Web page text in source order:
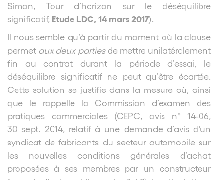
Simon, Tour d’horizon sur le déséquilibre
significatif, Etude LDC, 14 mars 2017).
Il nous semble qu’à partir du moment où la clause
permet aux deux partiesde mettre unilatéralement
fin au contrat durant la période d’essai, le
déséquilibre significatif ne peut qu’être écartée.
Cette solution se justifie dans la mesure où, ainsi
que le rappelle la Commission d’examen des
pratiques commerciales (CEPC, avis n° 14-06,
30 sept. 2014, relatif à une demande d’avis d’un
syndicat de fabricants du secteur automobile sur
les nouvelles conditions générales d’achat
proposées à ses membres par un constructeur